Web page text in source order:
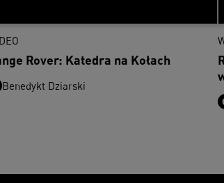
Rover: Katedra na Kołach
Benedykt Dziarski